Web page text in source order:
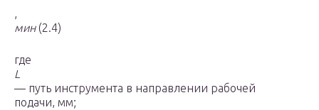
,
мин(2.4)
где
L
— путь инструмента в направлении рабочей
подачи, мм;